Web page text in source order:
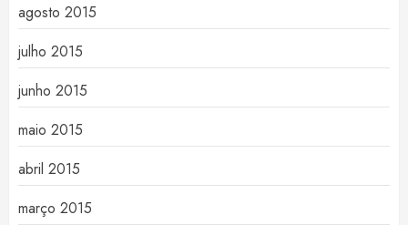
agosto 2015
julho 2015
junho 2015
maio 2015
abril 2015
março 2015